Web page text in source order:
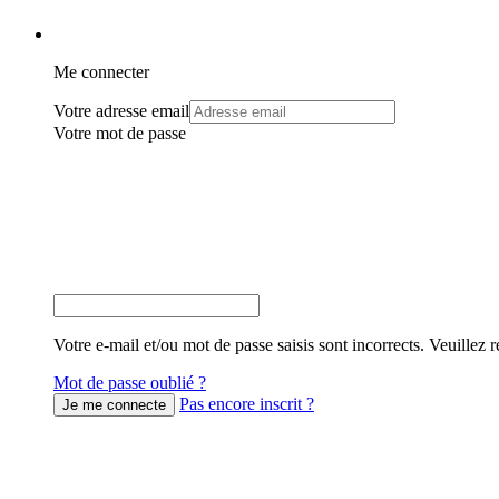
Me connecter
Votre adresse email
Votre mot de passe
Votre e-mail et/ou mot de passe saisis sont incorrects. Veuillez
Mot de passe oublié ?
Pas encore inscrit ?